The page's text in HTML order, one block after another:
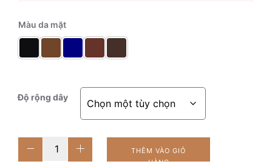
Màu da mặt
Độ rộng dây
Leif
Navy
THÊM VÀO GIỎ
HÀNG